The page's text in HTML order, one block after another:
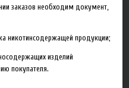
Farm.
заказов необходим документ,
никотинсодержащей продукции;
изделий
покупателя.